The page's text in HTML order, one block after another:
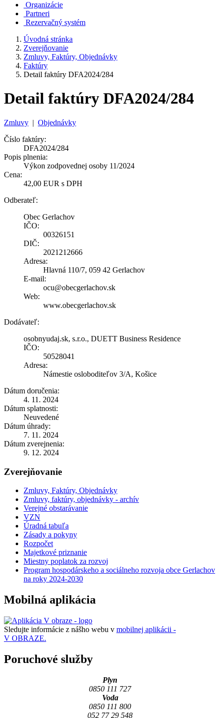
Organizácie
Partneri
Rezervačný systém
Úvodná stránka
Zverejňovanie
Zmluvy, Faktúry, Objednávky
Faktúry
Detail faktúry DFA2024/284
Detail faktúry DFA2024/284
Zmluvy | Objednávky
Číslo faktúry:
DFA2024/284
Popis plnenia:
Výkon zodpovednej osoby 11/2024
Cena:
42,00 EUR s DPH
Odberateľ:
Obec Gerlachov
IČO:
00326151
DIČ:
2021212666
Adresa:
Hlavná 110/7, 059 42 Gerlachov
E-mail:
ocu@obecgerlachov.sk
Web:
www.obecgerlachov.sk
Dodávateľ:
osobnyudaj.sk, s.r.o., DUETT Business Residence
IČO:
50528041
Adresa:
Námestie osloboditeľov 3/A, Košice
Dátum doručenia:
4. 11. 2024
Dátum splatnosti:
Neuvedené
Dátum úhrady:
7. 11. 2024
Dátum zverejnenia:
9. 12. 2024
Zverejňovanie
Zmluvy, Faktúry, Objednávky
Zmluvy, faktúry, objednávky - archív
Verejné obstarávanie
VZN
Úradná tabuľa
Zásady a pokyny
Rozpočet
Majetkové priznanie
Miestny poplatok za rozvoj
Program hospodárskeho a sociálneho rozvoja obce Gerlachov
na roky 2024-2030
Mobilná aplikácia
Sledujte informácie z nášho webu v mobilnej aplikácii -
V OBRAZE.
Poruchové služby
Plyn
0850 111 727
Voda
0850 111 800
052 77 29 548